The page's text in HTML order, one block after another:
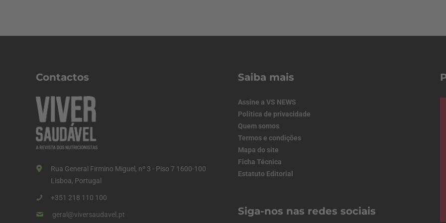
Contactos
Rua General Firmino Miguel, nº 3 - Piso 7 1600-100
Lisboa, Portugal
+351 218 110 100
geral@viversaudavel.pt
Saiba mais
Assine a VS NEWS
Política de privacidade
Quem somos
Termos e condições
Mapa do site
Ficha Técnica
Estatuto Editorial
Siga-nos nas redes sociais